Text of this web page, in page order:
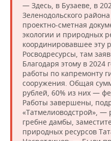
— Здесь, в Бузаеве, в
Зеленодольского
проектно-сметная
экологии и природных
координировавшее эту
Росводресурсы, там
Благодаря этому в
работы по капремонту
сооружения. Общая
рублей, 60% из них —
Работы завершены,
«Татмелиоводстрой», —
гребне дамбы,
природных ресурсов